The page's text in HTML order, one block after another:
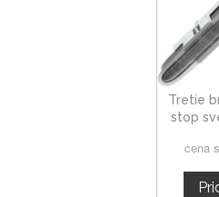
Tretie
stop
cena